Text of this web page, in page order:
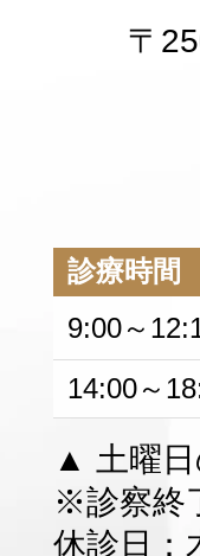
〒
診療時間
9:00～
14:00～
▲ 土曜
※診察終
休診日：